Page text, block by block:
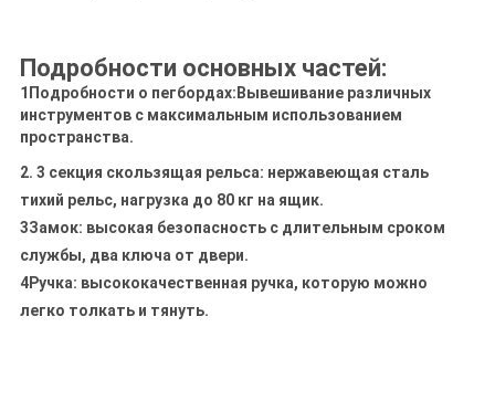
Подробности основных частей:
1Подробности о пегбордах: Вывешивание различных
инструментов с максимальным использованием
пространства.
2. 3 секция скользящая рельса: нержавеющая сталь
тихий рельс, нагрузка до 80 кг на ящик.
3Замок: высокая безопасность с длительным сроком
службы, два ключа от двери.
4Ручка: высококачественная ручка, которую можно
легко толкать и тянуть.